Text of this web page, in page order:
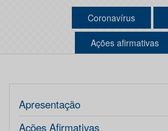
Coronavírus
Ações afirmativas
Apresentação
Ações Afirmativas